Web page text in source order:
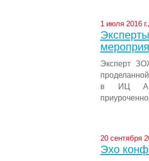
1 июля 2016
Эксперт
в ИЦ
20 сентября
Эхо